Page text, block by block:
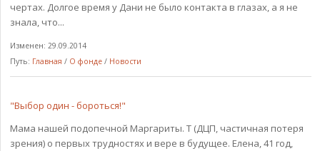
чертах. Долгое время у Дани не было контакта в глазах, а я не
знала, что...
Изменен: 29.09.2014
Путь: Главная / О фонде / Новости
"Выбор один - бороться!"
Мама нашей подопечной Маргариты. Т (ДЦП, частичная потеря
зрения) о первых трудностях и вере в будущее. Елена, 41 год,